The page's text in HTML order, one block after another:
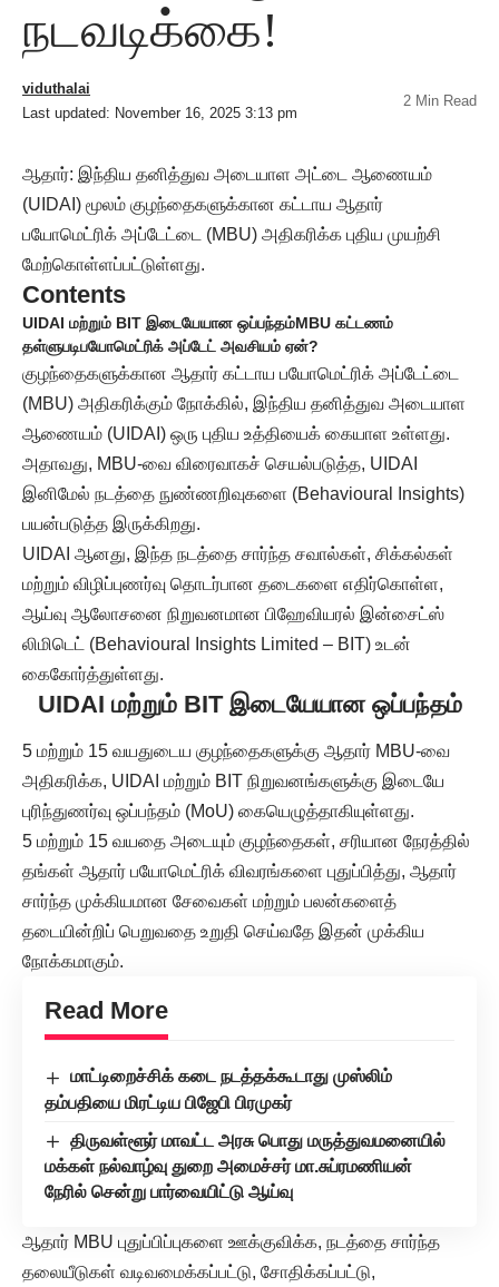
நடவடிக்கை!
Last updated: November 16, 2025 3:13 pm
viduthalai
2 Min Read
ஆதார்: இந்திய தனித்துவ அடையாள அட்டை ஆணையம்
(UIDAI) மூலம் குழந்தைகளுக்கான கட்டாய ஆதார்
பயோமெட்ரிக் அப்டேட்டை (MBU) அதிகரிக்க புதிய முயற்சி
மேற்கொள்ளப்பட்டுள்ளது.
Contents
UIDAI மற்றும் BIT இடையேயான ஒப்பந்தம்MBU கட்டணம்
தள்ளுபடிபயோமெட்ரிக் அப்டேட் அவசியம் ஏன்?
குழந்தைகளுக்கான ஆதார் கட்டாய பயோமெட்ரிக் அப்டேட்டை
(MBU) அதிகரிக்கும் நோக்கில், இந்திய தனித்துவ அடையாள
ஆணையம் (UIDAI) ஒரு புதிய உத்தியைக் கையாள உள்ளது.
அதாவது, MBU-வை விரைவாகச் செயல்படுத்த, UIDAI
இனிமேல் நடத்தை நுண்ணறிவுகளை (Behavioural Insights)
பயன்படுத்த இருக்கிறது.
UIDAI ஆனது, இந்த நடத்தை சார்ந்த சவால்கள், சிக்கல்கள்
மற்றும் விழிப்புணர்வு தொடர்பான தடைகளை எதிர்கொள்ள,
ஆய்வு ஆலோசனை நிறுவனமான பிஹேவியரல் இன்சைட்ஸ்
லிமிடெட் (Behavioural Insights Limited – BIT) உடன்
கைகோர்த்துள்ளது.
UIDAI மற்றும் BIT இடையேயான ஒப்பந்தம்
5 மற்றும் 15 வயதுடைய குழந்தைகளுக்கு ஆதார் MBU-வை
அதிகரிக்க, UIDAI மற்றும் BIT நிறுவனங்களுக்கு இடையே
புரிந்துணர்வு ஒப்பந்தம் (MoU) கையெழுத்தாகியுள்ளது.
5 மற்றும் 15 வயதை அடையும் குழந்தைகள், சரியான நேரத்தில்
தங்கள் ஆதார் பயோமெட்ரிக் விவரங்களை புதுப்பித்து, ஆதார்
சார்ந்த முக்கியமான சேவைகள் மற்றும் பலன்களைத்
தடையின்றிப் பெறுவதை உறுதி செய்வதே இதன் முக்கிய
நோக்கமாகும்.
Read More
மாட்டிறைச்சிக் கடை நடத்தக்கூடாது முஸ்லிம்
தம்பதியை மிரட்டிய பிஜேபி பிரமுகர்
திருவள்ளூர் மாவட்ட அரசு பொது மருத்துவமனையில்
மக்கள் நல்வாழ்வு துறை அமைச்சர் மா.சுப்ரமணியன்
நேரில் சென்று பார்வையிட்டு ஆய்வு
ஆதார் MBU புதுப்பிப்புகளை ஊக்குவிக்க, நடத்தை சார்ந்த
தலையீடுகள் வடிவமைக்கப்பட்டு, சோதிக்கப்பட்டு,